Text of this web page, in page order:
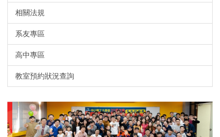
相關法規
系友專區
高中專區
教室預約狀況查詢